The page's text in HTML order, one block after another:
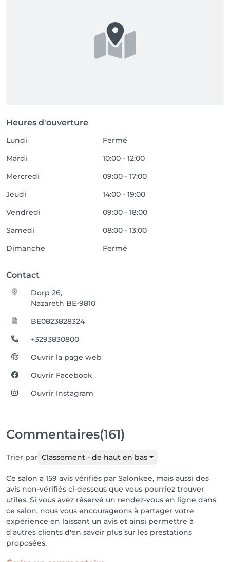
Heures d'ouverture
Lundi
Fermé
Mardi
10:00 - 12:00
Mercredi
09:00 - 17:00
Jeudi
14:00 - 19:00
Vendredi
09:00 - 18:00
Samedi
08:00 - 13:00
Dimanche
Fermé
Contact
Dorp 26,
Nazareth BE-9810
BE0823828324
+3293830800
Ouvrir la page web
Ouvrir Facebook
Ouvrir Instagram
Commentaires(161)
Trier par Classement - de haut en bas
Ce salon a 159 avis vérifiés par Salonkee, mais aussi des
avis non-vérifiés ci-dessous que vous pourriez trouver
utiles. Si vous avez réservé un rendez-vous en ligne dans
ce salon, nous vous encourageons à partager votre
expérience en laissant un avis et ainsi permettre à
d'autres clients d'en savoir plus sur les prestations
proposées.